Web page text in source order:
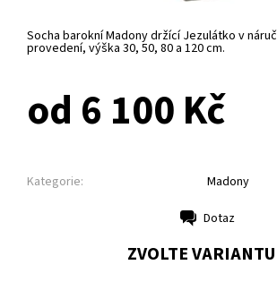
Socha barokní Madony držící Jezulátko v
provedení, výška 30, 50, 80 a 120 cm.
od 6 100 Kč
Kategorie: Madony
Dotaz
ZVOLTE VARIANTU